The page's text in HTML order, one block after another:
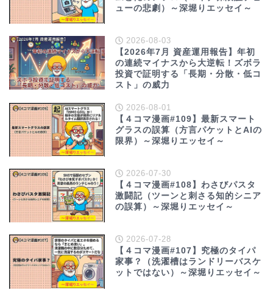
ューの悲劇）～深堀りエッセイ～
2026-08-03
【2026年7月 資産運用報告】年初
の連続マイナスから大逆転！ズボラ
投資で証明する「長期・分散・低コ
スト」の威力
2026-08-01
【４コマ漫画#109】最新スマート
グラスの誤算（方言パケットとAIの
限界）～深堀りエッセイ～
2026-07-30
【４コマ漫画#108】わさびパスタ
激闘記（ツーンと刺さる知的シニア
の誤算）～深堀りエッセイ～
2026-07-28
【４コマ漫画#107】究極のタイパ
家事？（洗濯槽はランドリーバスケ
ットではない）～深堀りエッセイ～